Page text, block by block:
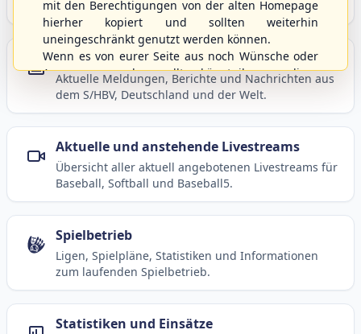
und Baseball5.
Berichte und Neuigkeiten
Aktuelle Meldungen, Berichte und Nachrichten aus
dem S/HBV, Deutschland und der Welt.
Aktuelle und anstehende Livestreams
Übersicht aller aktuell angebotenen Livestreams für
Baseball, Softball und Baseball5.
Spielbetrieb
Ligen, Spielpläne, Statistiken und Informationen
zum laufenden Spielbetrieb.
Statistiken und Einsätze
mit den Berechtigungen von der alten Homepage
hierher kopiert und sollten weiterhin
uneingeschränkt genutzt werden können.
Wenn es von eurer Seite aus noch Wünsche oder
Anregungen geben sollte, könnt ihr uns diese
gerne an die Verbandsadresseinfo@shbvnet.de